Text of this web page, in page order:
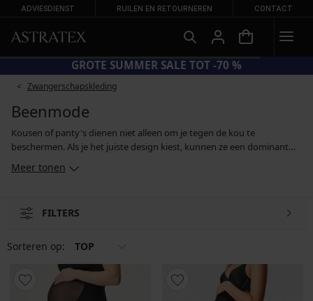
ADVIESDIENST RUILEN EN RETOURNEREN CONTACT
GROTE SUMMER SALE TOT -70 %
Zwangerschapskleding
Beenmode
Kousen of panty's dienen niet alleen om je tegen de kou te
beschermen. Als je het juiste design kiest, kunnen ze een dominant
gedurfd kanten, grafisch of populair polkadotpatroon. Kies
toevlucht nemen tot leggings - naast de katoenen klassiekers zijn ook
Meer tonen
FILTERS
Sorteren op: TOP